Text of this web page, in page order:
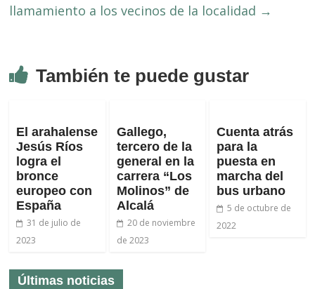
llamamiento a los vecinos de la localidad →
También te puede gustar
El arahalense
Jesús Ríos
logra el
bronce
europeo con
España
31 de julio de
2023
Gallego,
tercero de la
general en la
carrera “Los
Molinos” de
Alcalá
20 de noviembre
de 2023
Cuenta atrás
para la
puesta en
marcha del
bus urbano
5 de octubre de
2022
Últimas noticias